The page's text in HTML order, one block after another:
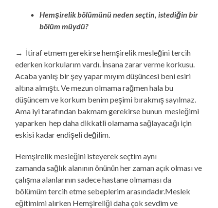
Hemşirelik bölümünü neden seçtin, istediğin bir
bölüm müydü?
→ İtiraf etmem gerekirse hemşirelik mesleğini tercih
ederken korkularım vardı. İnsana zarar verme korkusu.
Acaba yanlış bir şey yapar mıyım düşüncesi beni esiri
altına almıştı. Ve mezun olmama rağmen hala bu
düşüncem ve korkum benim peşimi bırakmış sayılmaz.
Ama iyi tarafından bakmam gerekirse bunun mesleğimi
yaparken hep daha dikkatli olamama sağlayacağı için
eskisi kadar endişeli değilim.
Hemşirelik mesleğini isteyerek seçtim aynı
zamanda sağlık alanının önünün her zaman açık olması ve
çalışma alanlarının sadece hastane olmaması da
bölümüm tercih etme sebeplerim arasındadır.Meslek
eğitimimi alırken Hemşireliği daha çok sevdim ve